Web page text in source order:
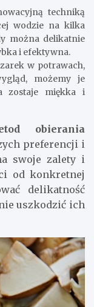
techniką
wodzie na kilka
można delikatnie
i efektywna.
w potrawach,
możemy je
zostaje miękka i
obierania
preferencji i
swoje zalety i
od konkretnej
delikatność
uszkodzić ich